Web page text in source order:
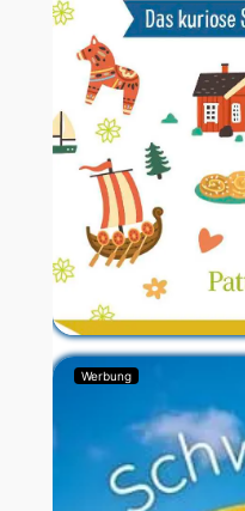
Werbung